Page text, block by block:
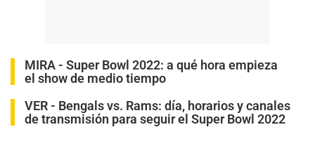
MIRA - Super Bowl 2022: a qué hora empieza
el show de medio tiempo
VER - Bengals vs. Rams: día, horarios y canales
de transmisión para seguir el Super Bowl 2022